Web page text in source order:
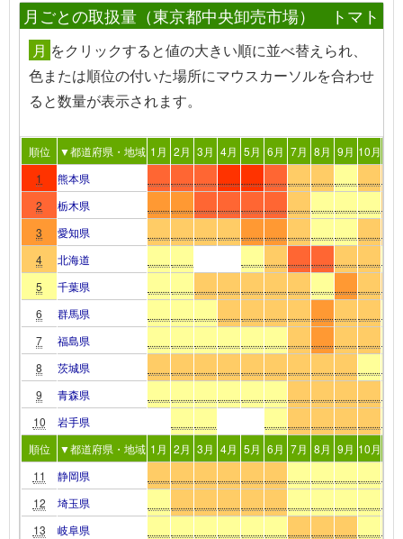
月ごとの取扱量（東京都中央卸売市場） トマト
月 をクリックすると値の大きい順に並べ替えられ、
色または順位の付いた場所にマウスカーソルを合わせ
ると数量が表示されます。
順位 ▼都道府県・地域 1月 2月 3月 4月 5月 6月 7月 8月 9月 10月
1
熊本県
2
栃木県
3
愛知県
4
北海道
5
千葉県
6
群馬県
7
福島県
8
茨城県
9
青森県
10
岩手県
順位
▼都道府県・地域 1月 2月 3月 4月 5月 6月 7月 8月 9月 10月
11
静岡県
12
埼玉県
13
岐阜県